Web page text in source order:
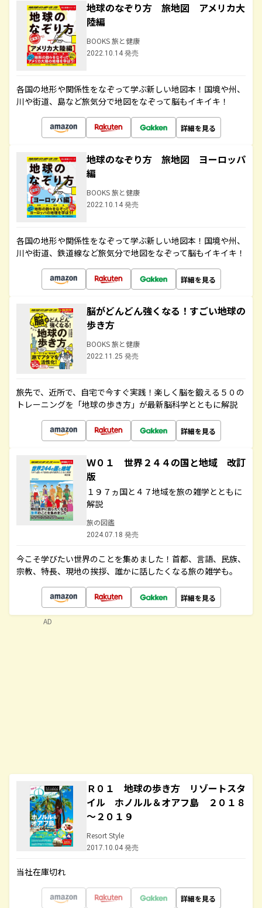
地球のなぞり方 旅地図 アメリカ大
陸編
BOOKS 旅と健康
2022.10.14 発売
各国の地形や関係性をなぞって学ぶ新しい地図本！国境や州、
川や街道、島など旅気分で地図をなぞって脳もイキイキ！
詳細を見る
地球のなぞり方 旅地図 ヨーロッパ
編
BOOKS 旅と健康
2022.10.14 発売
各国の地形や関係性をなぞって学ぶ新しい地図本！国境や州、
川や街道、鉄道線など旅気分で地図をなぞって脳もイキイキ！
詳細を見る
脳がどんどん強くなる！すごい地球の
歩き方
BOOKS 旅と健康
2022.11.25 発売
旅先で、近所で、自宅で今すぐ実践！楽しく脳を鍛える５０の
トレーニングを「地球の歩き方」が最新脳科学とともに解説
詳細を見る
Ｗ０１ 世界２４４の国と地域 改訂
版
１９７ヵ国と４７地域を旅の雑学とともに
解説
旅の図鑑
2024.07.18 発売
今こそ学びたい世界のことを集めました！首都、言語、民族、
宗教、特長、現地の挨拶、誰かに話したくなる旅の雑学も。
詳細を見る
Ｒ０１ 地球の歩き方 リゾートスタ
イル ホノルル＆オアフ島 ２０１８
～２０１９
Resort Style
2017.10.04 発売
当社在庫切れ
詳細を見る
AD